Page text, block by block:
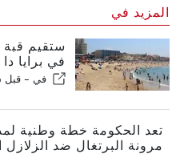
المزيد في
ستقيم قبة
في برايا
الشمس في
في - قبل
مرونة البرتغال ضد الزلازل